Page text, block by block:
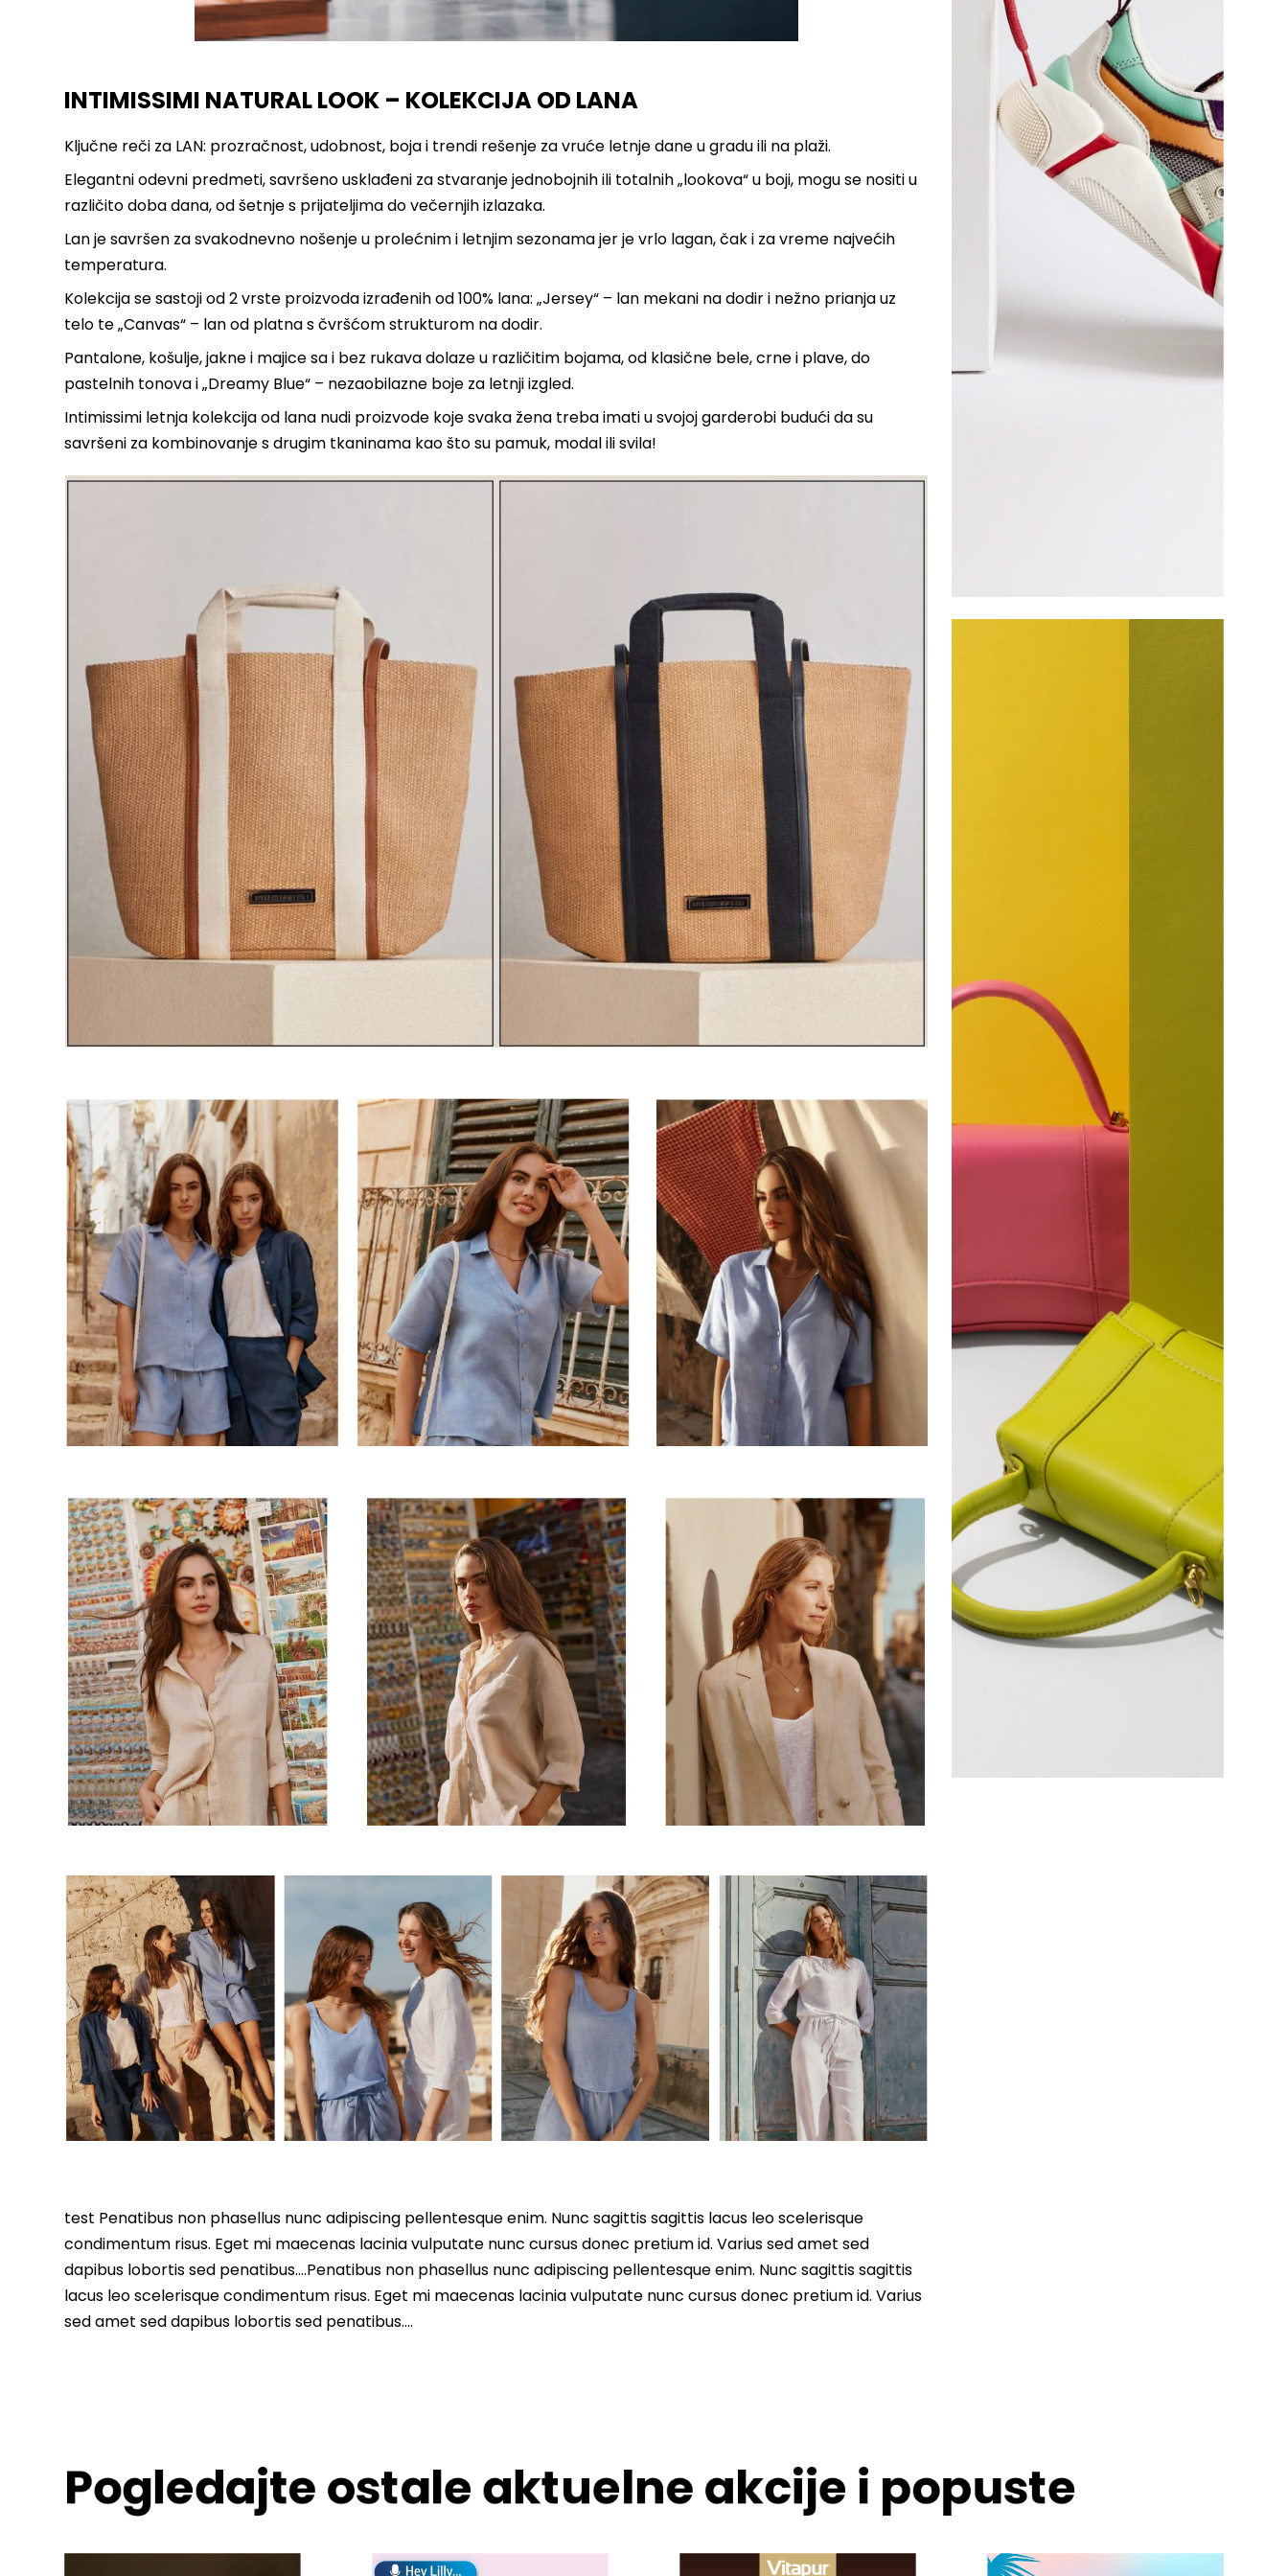
INTIMISSIMI NATURAL LOOK – KOLEKCIJA OD LANA
Ključne reči za LAN: prozračnost, udobnost, boja i trendi rešenje za vruće letnje dane u gradu ili na plaži.
Elegantni odevni predmeti, savršeno usklađeni za stvaranje jednobojnih ili totalnih „lookova“ u boji, mogu se nositi u
različito doba dana, od šetnje s prijateljima do večernjih izlazaka.
Lan je savršen za svakodnevno nošenje u prolećnim i letnjim sezonama jer je vrlo lagan, čak i za vreme najvećih
temperatura.
Kolekcija se sastoji od 2 vrste proizvoda izrađenih od 100% lana: „Jersey“ – lan mekani na dodir i nežno prianja uz
telo te „Canvas“ – lan od platna s čvršćom strukturom na dodir.
Pantalone, košulje, jakne i majice sa i bez rukava dolaze u različitim bojama, od klasične bele, crne i plave, do
pastelnih tonova i „Dreamy Blue“ – nezaobilazne boje za letnji izgled.
Intimissimi letnja kolekcija od lana nudi proizvode koje svaka žena treba imati u svojoj garderobi budući da su
savršeni za kombinovanje s drugim tkaninama kao što su pamuk, modal ili svila!
test Penatibus non phasellus nunc adipiscing pellentesque enim. Nunc sagittis sagittis lacus leo scelerisque
condimentum risus. Eget mi maecenas lacinia vulputate nunc cursus donec pretium id. Varius sed amet sed
dapibus lobortis sed penatibus….Penatibus non phasellus nunc adipiscing pellentesque enim. Nunc sagittis sagittis
lacus leo scelerisque condimentum risus. Eget mi maecenas lacinia vulputate nunc cursus donec pretium id. Varius
sed amet sed dapibus lobortis sed penatibus….
Pogledajte ostale aktuelne akcije i popuste